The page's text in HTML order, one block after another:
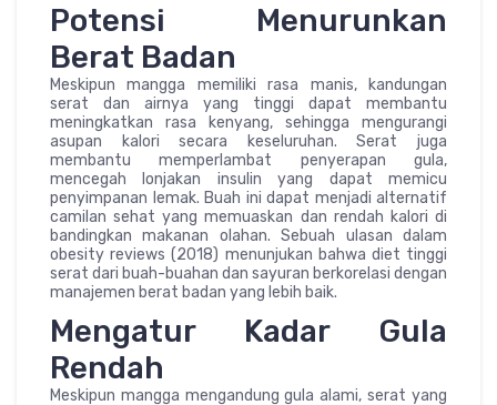
Potensi Menurunkan
Berat Badan
Meskipun mangga memiliki rasa manis, kandungan
serat dan airnya yang tinggi dapat membantu
meningkatkan rasa kenyang, sehingga mengurangi
asupan kalori secara keseluruhan. Serat juga
membantu memperlambat penyerapan gula,
mencegah lonjakan insulin yang dapat memicu
penyimpanan lemak. Buah ini dapat menjadi alternatif
camilan sehat yang memuaskan dan rendah kalori di
bandingkan makanan olahan. Sebuah ulasan dalam
obesity reviews (2018) menunjukan bahwa diet tinggi
serat dari buah-buahan dan sayuran berkorelasi dengan
manajemen berat badan yang lebih baik.
Mengatur Kadar Gula
Rendah
Meskipun mangga mengandung gula alami, serat yang